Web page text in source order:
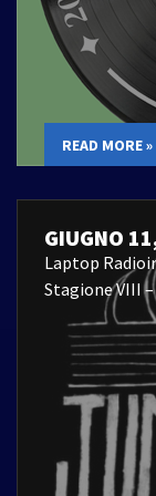
READ MORE »
GIUGNO
Laptop
Stagione VIII